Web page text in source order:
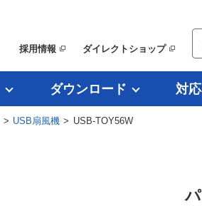
採用情報 ダイレクトショップ
ダウンロード 対
> USB扇風機> USB-TOY56W